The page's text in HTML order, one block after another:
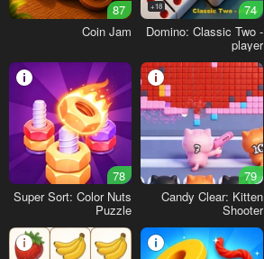
74
18+
Domino: Classic Two -
player
87
Coin Jam
79
Candy Clear: Kitten
Shooter
78
Super Sort: Color Nuts
Puzzle